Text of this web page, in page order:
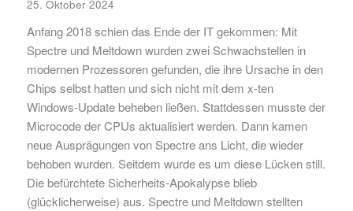
25. Oktober 2024
Anfang 2018 schien das Ende der IT gekommen: Mit
Spectre und Meltdown wurden zwei Schwachstellen in
modernen Prozessoren gefunden, die ihre Ursache in den
Chips selbst hatten und sich nicht mit dem x-ten
Windows-Update beheben ließen. Stattdessen musste der
Microcode der CPUs aktualisiert werden. Dann kamen
neue Ausprägungen von Spectre ans Licht, die wieder
behoben wurden. Seitdem wurde es um diese Lücken still.
Die befürchtete Sicherheits-Apokalypse blieb
(glücklicherweise) aus. Spectre und Meltdown stellten